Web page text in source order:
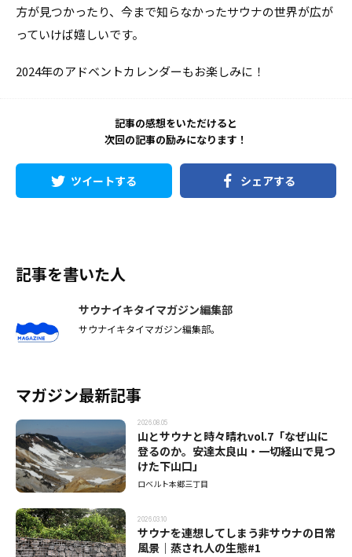
方が見つかったり、今まで知らなかったサウナの世界が広が
っていけば嬉しいです。
2024年のアドベントカレンダーもお楽しみに！
記事の感想をいただけると
次回の記事の励みになります！
ツイートする シェアする
記事を書いた人
サウナイキタイマガジン編集部
サウナイキタイマガジン編集部。
マガジン最新記事
2026.08.05
山とサウナと時々晴れvol.7「なぜ山に
登るのか。安達太良山・一切経山で見つ
けた下山口」
ロベルト本郷三丁目
2026.03.10
サウナを連想してしまう非サウナの日常
風景｜蒸され人の生態#1